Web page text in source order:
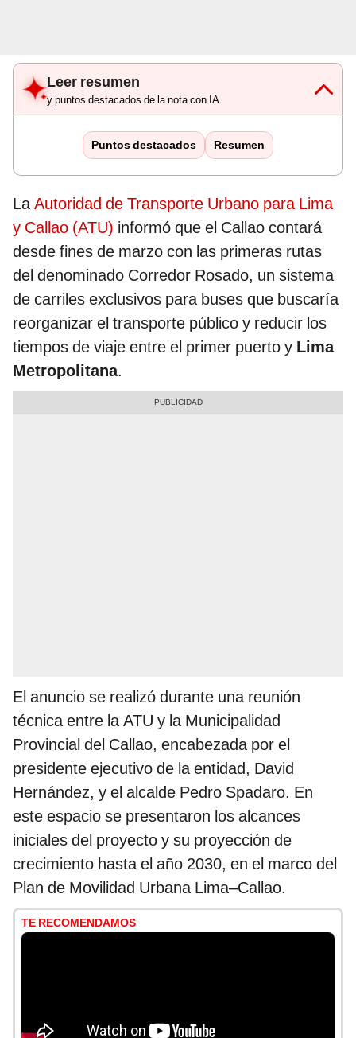
Leer resumen
y puntos destacados de la nota con IA
Puntos destacados Resumen
LaAutoridad de Transporte Urbano para Lima
y Callao (ATU) informó que el Callao contará
desde fines de marzo con las primeras rutas
del denominado Corredor Rosado, un sistema
de carriles exclusivos para buses que buscaría
reorganizar el transporte público y reducir los
tiempos de viaje entre el primer puerto y Lima
Metropolitana.
El anuncio se realizó durante una reunión
técnica entre la ATU y la Municipalidad
Provincial del Callao, encabezada por el
presidente ejecutivo de la entidad, David
Hernández, y el alcalde Pedro Spadaro. En
este espacio se presentaron los alcances
iniciales del proyecto y su proyección de
crecimiento hasta el año 2030, en el marco del
Plan de Movilidad Urbana Lima–Callao.
TE RECOMENDAMOS